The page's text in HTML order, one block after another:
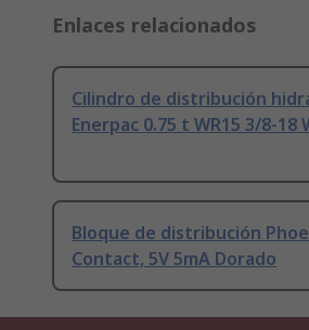
Enlaces relacionados
Cilindro de distribución
Enerpac 0.75 t WR15 3/8-18
Bloque de distribución
Contact, 5V 5mA Dorado